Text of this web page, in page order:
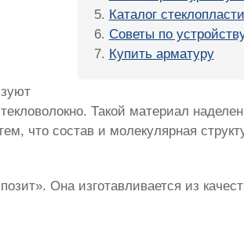
Каталог
Советы по
Купить арматуру
Такой материал
что состав и молекулярная
Она изготавливается из